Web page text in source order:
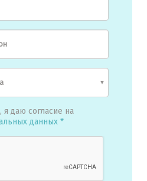
даю согласие на
данных *